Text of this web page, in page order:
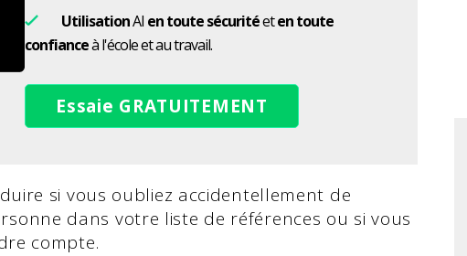
UtilisationAI en toute sécuritéeten toute
confianceà l'école et au travail.
Essaie GRATUITEMENT
si vous oubliez accidentellement de
dans votre liste de références ou si vous
compte.